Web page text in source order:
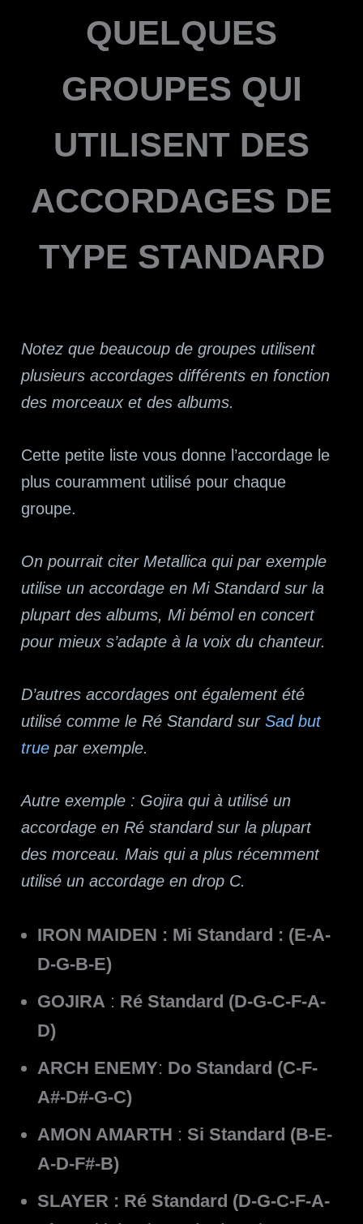
QUELQUES
GROUPES QUI
UTILISENT DES
ACCORDAGES DE
TYPE STANDARD
Notez que beaucoup de groupes utilisent
plusieurs accordages différents en fonction
des morceaux et des albums.
Cette petite liste vous donne l’accordage le
plus couramment utilisé pour chaque
groupe.
On pourrait citer Metallica qui par exemple
utilise un accordage en Mi Standard sur la
plupart des albums, Mi bémol en concert
pour mieux s’adapte à la voix du chanteur.
D’autres accordages ont également été
utilisé comme le Ré Standard surSad but
true par exemple.
Autre exemple : Gojira qui à utilisé un
accordage en Ré standard sur la plupart
des morceau. Mais qui a plus récemment
utilisé un accordage en drop C.
IRON MAIDEN : Mi Standard : (E-A-
D-G-B-E)
GOJIRA : Ré Standard (D-G-C-F-A-
D)
ARCH ENEMY: Do Standard (C-F-
A#-D#-G-C)
AMON AMARTH : Si Standard (B-E-
A-D-F#-B)
SLAYER : Ré Standard (D-G-C-F-A-